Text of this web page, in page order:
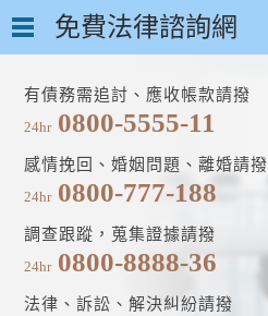
免費法律諮詢網
有債務需追討、應收帳款請撥
24hr 0800-5555-11
感情挽回、婚姻問題、離婚請撥
24hr 0800-777-188
調查跟蹤，蒐集證據請撥
24hr 0800-8888-36
法律、訴訟、解決糾紛請撥